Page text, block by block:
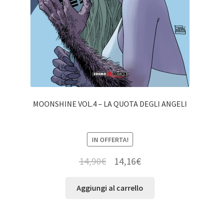
MOONSHINE VOL.4 – LA QUOTA DEGLI ANGELI
IN OFFERTA!
14,90€ 14,16€
Aggiungi al carrello